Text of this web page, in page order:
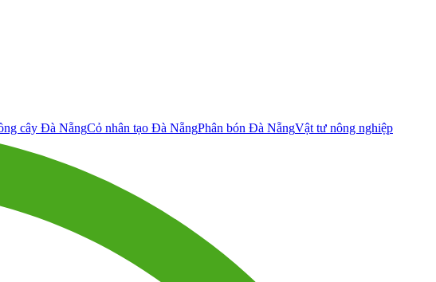
cây Đà NẵngCỏ nhân tạo Đà NẵngPhân bón Đà NẵngVật tư nông nghiệp